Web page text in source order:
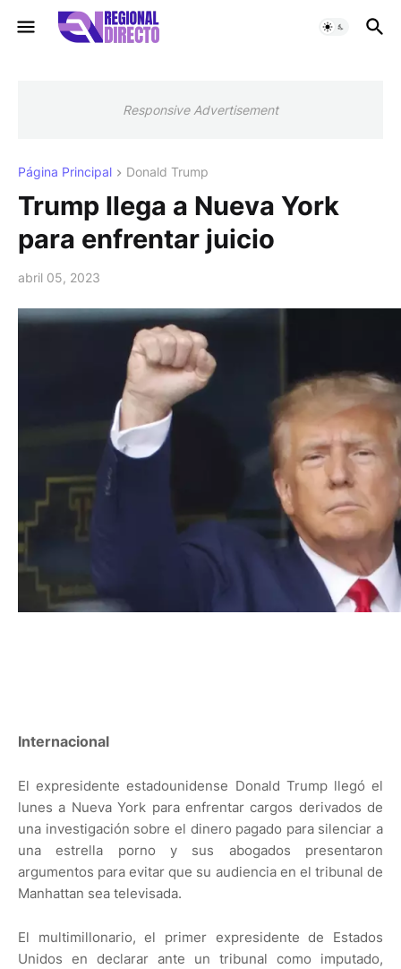
Responsive Advertisement
Página Principal Donald Trump
Trump llega a Nueva York
para enfrentar juicio
abril 05, 2023
Internacional
El expresidente estadounidense Donald Trump llegó el
lunes a Nueva York para enfrentar cargos derivados de
una investigación sobre el dinero pagado para silenciar a
una estrella porno y sus abogados presentaron
argumentos para evitar que su audiencia en el tribunal de
Manhattan sea televisada.
El multimillonario, el primer expresidente de Estados
Unidos en declarar ante un tribunal como imputado,